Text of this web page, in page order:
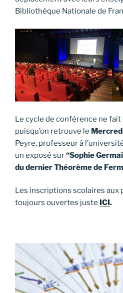
Bibliothèque Nationale de
Le cycle de conférence ne
puisqu’on retrouve le
Peyre, professeur à
un exposé sur“Sophie
du dernier Théorème de
Les inscriptions scolaires aux
toujours ouvertes juste ICI .